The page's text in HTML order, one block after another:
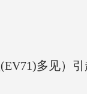
(EV71)多见）